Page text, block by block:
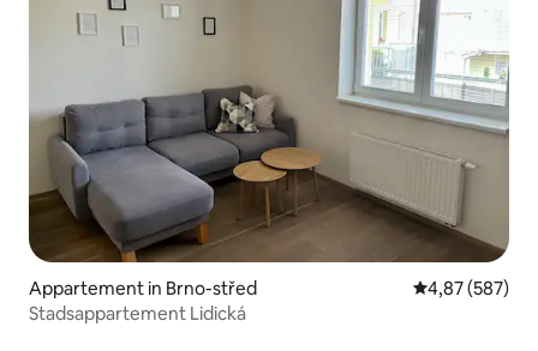
Appartement in Brno-střed Gemiddelde
4,87 (587)
Stadsappartement Lidická